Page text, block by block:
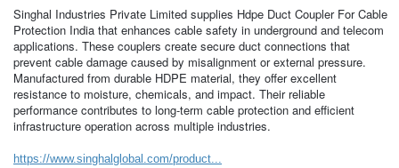
Singhal Industries Private Limited supplies Hdpe Duct Coupler For Cable
Protection India that enhances cable safety in underground and telecom
applications. These couplers create secure duct connections that
prevent cable damage caused by misalignment or external pressure.
Manufactured from durable HDPE material, they offer excellent
resistance to moisture, chemicals, and impact. Their reliable
performance contributes to long-term cable protection and efficient
infrastructure operation across multiple industries.
https://www.singhalglobal.com/product...